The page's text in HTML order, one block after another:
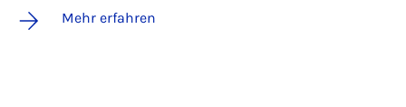
Mehr erfahren